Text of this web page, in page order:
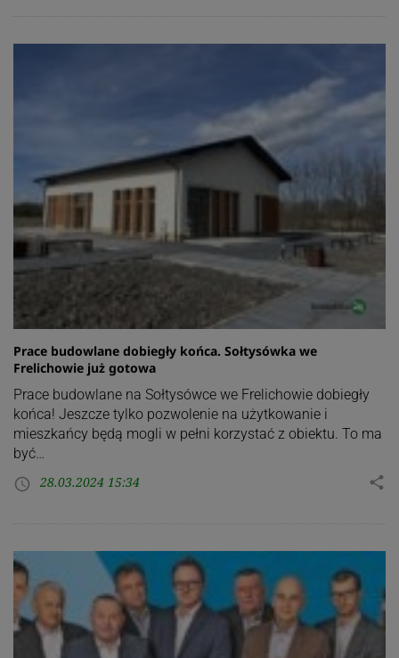
Prace budowlane dobiegły końca. Sołtysówka we
Frelichowie już gotowa
Prace budowlane na Sołtysówce we Frelichowie dobiegły
końca! Jeszcze tylko pozwolenie na użytkowanie i
mieszkańcy będą mogli w pełni korzystać z obiektu. To ma
być…
access_time 28.03.2024 15:34 share